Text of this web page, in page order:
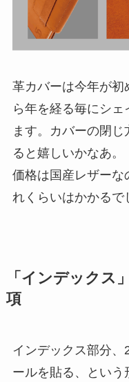
革カバーは今年が
ら年を経る毎にシ
ます。カバーの閉
ると嬉しいかなあ。
価格は国産レザーな
れくらいはかかるで
「インデックス
項
インデックス部分
ールを貼る、という